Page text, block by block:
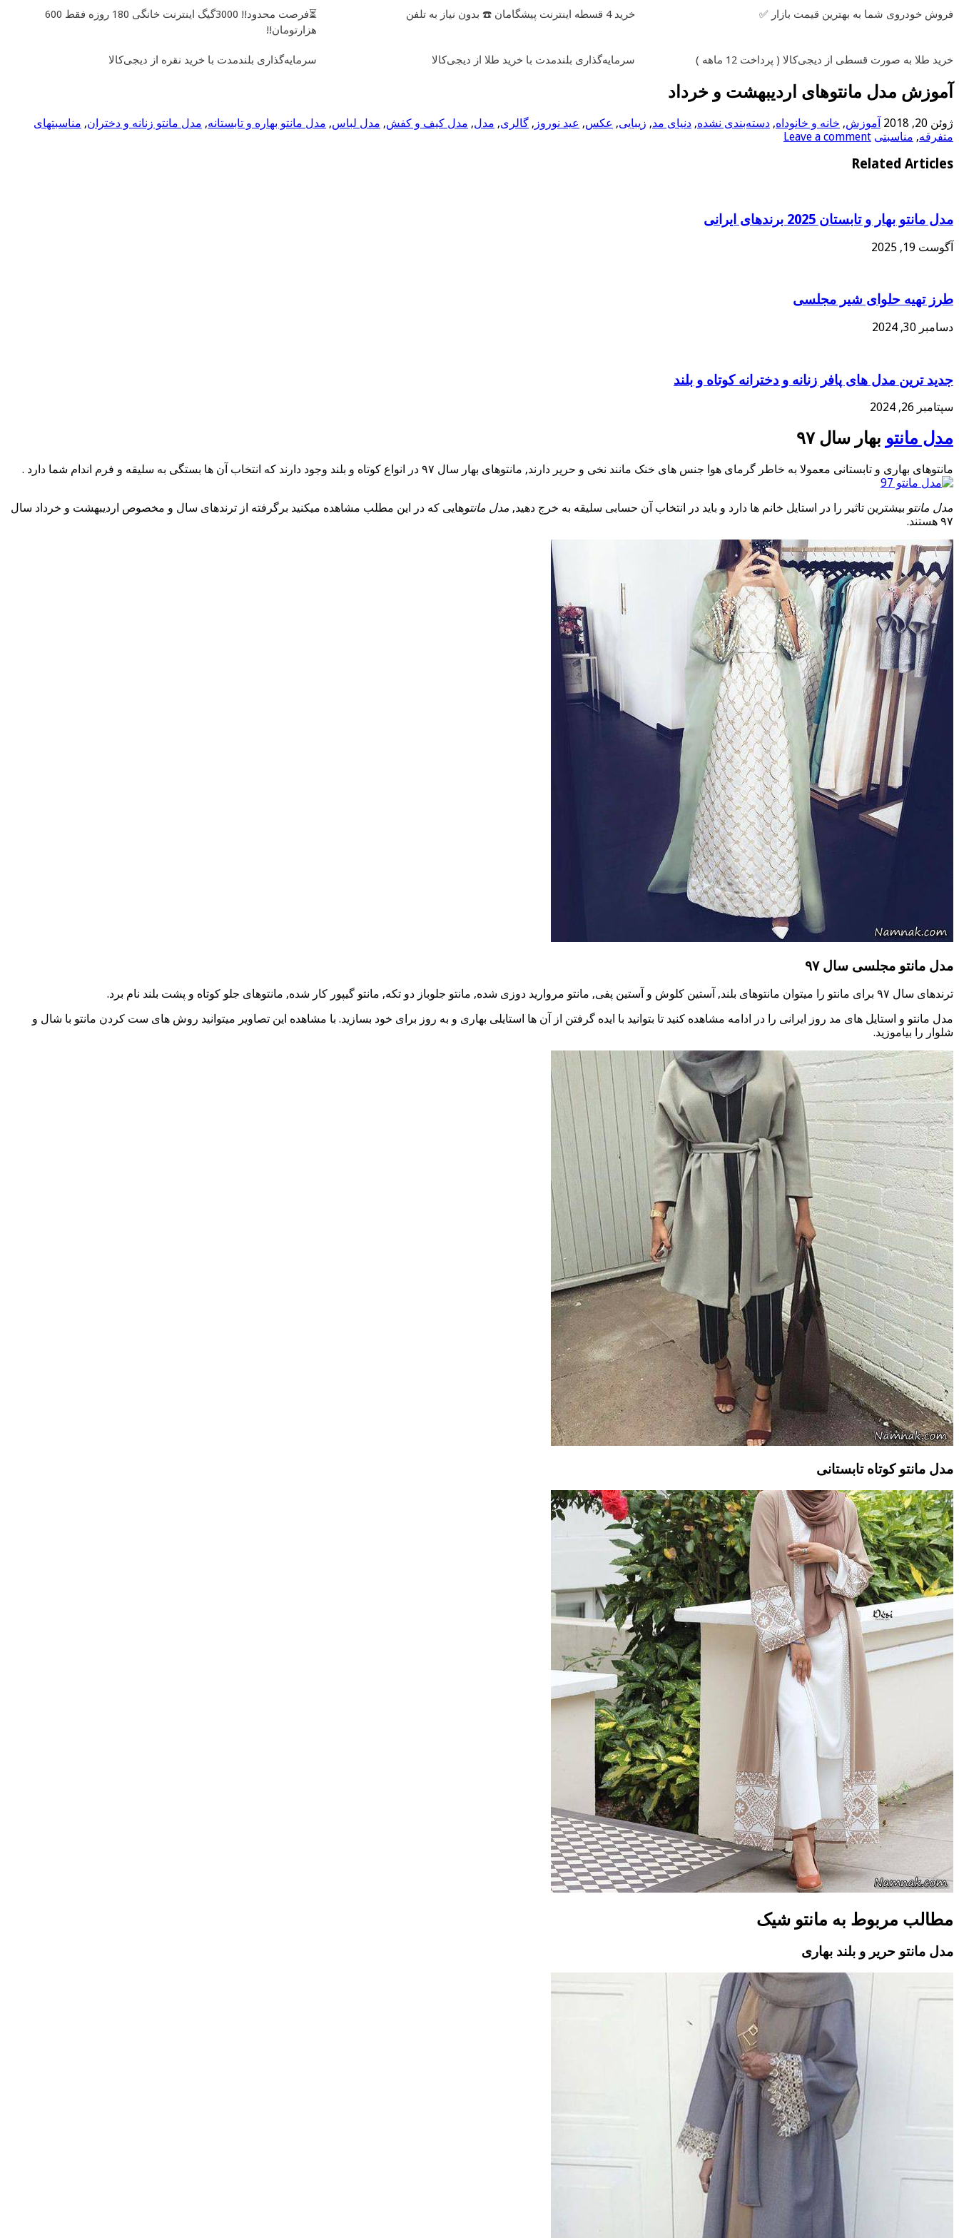
فروش خودروی شما به بهترین قیمت بازار ✅ خرید 4 قسطه اینترنت پیشگامان ☎️ بدون نیاز به تلفن
⏳فرصت محدود!! 3000گیگ اینترنت خانگی 180 روزه فقط 600
هزارتومان!!
خرید طلا به صورت قسطی از دیجی‌کالا ( پرداخت 12 ماهه ) سرمایه‌گذاری بلندمدت با خرید طلا از دیجی‌کالا سرمایه‌گذاری بلندمدت با خرید نقره از دیجی‌کالا
آموزش مدل مانتوهای اردیبهشت و خرداد
ژوئن 20, 2018 آموزش, خانه و خانوداه, دسته‌بندی نشده, دنیای مد, زیبایی, عکس, عید نوروز , گالری, مدل, مدل کیف و کفش, مدل لباس, مدل مانتو بهاره و تابستانه, مدل مانتو زنانه و دختران, مناسبتهای
متفرقه, مناسبتی Leave a comment
Related Articles
مدل مانتو بهار و تابستان 2025 برندهای ایرانی
آگوست 19, 2025
طرز تهیه حلوای شیر مجلسی
دسامبر 30, 2024
جدید ترین مدل های پافر زنانه و دخترانه کوتاه و بلند
سپتامبر 26, 2024
مدل مانتو بهار سال ۹۷
مانتوهای بهاری و تابستانی معمولا به خاطر گرمای هوا جنس های خنک مانند نخی و حریر دارند, مانتوهای بهار سال ۹۷ در انواع کوتاه و بلند وجود دارند که انتخاب آن ها بستگی به سلیقه و فرم اندام شما دارد .
مدل مانتو بیشترین تاثیر را در استایل خانم ها دارد و باید در انتخاب آن حسابی سلیقه به خرج دهید, مدل مانتوهایی که در این مطلب مشاهده میکنید برگرفته از ترندهای سال و مخصوص اردیبهشت و خرداد سال
۹۷ هستند.
مدل مانتو مجلسی سال ۹۷
ترندهای سال ۹۷ برای مانتو را میتوان مانتوهای بلند, آستین کلوش و آستین پفی, مانتو مروارید دوزی شده, مانتو جلوباز دو تکه, مانتو گیپور کار شده, مانتوهای جلو کوتاه و پشت بلند نام برد.
مدل مانتو و استایل های مد روز ایرانی را در ادامه مشاهده کنید تا بتوانید با ایده گرفتن از آن ها استایلی بهاری و به روز برای خود بسازید. با مشاهده این تصاویر میتوانید روش های ست کردن مانتو با شال و
شلوار را بیاموزید.
مدل مانتو کوتاه تابستانی
مطالب مربوط به مانتو شیک
مدل مانتو حریر و بلند بهاری